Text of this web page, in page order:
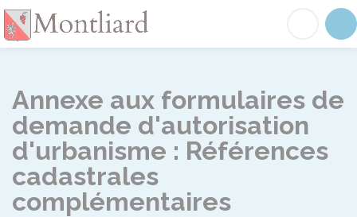
Annexe aux formulaires de
demande d'autorisation
d'urbanisme : Références
cadastrales
complémentaires